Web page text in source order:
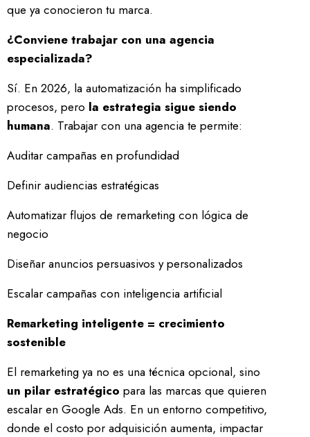
que ya conocieron tu marca.
¿Conviene trabajar con una agencia
especializada?
Sí. En 2026, la automatización ha simplificado
procesos, pero la estrategia sigue siendo
humana. Trabajar con una agencia te permite:
Auditar campañas en profundidad
Definir audiencias estratégicas
Automatizar flujos de remarketing con lógica de
negocio
Diseñar anuncios persuasivos y personalizados
Escalar campañas con inteligencia artificial
Remarketing inteligente = crecimiento
sostenible
El remarketing ya no es una técnica opcional, sino
un pilar estratégico para las marcas que quieren
escalar en Google Ads. En un entorno competitivo,
donde el costo por adquisición aumenta, impactar